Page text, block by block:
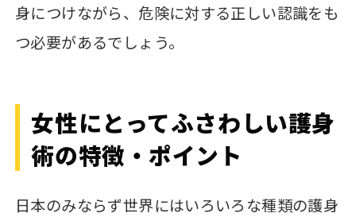
身につけながら、危険に対する正しい認識をも
つ必要があるでしょう。
女性にとってふさわしい護身
術の特徴・ポイント
日本のみならず世界にはいろいろな種類の護身